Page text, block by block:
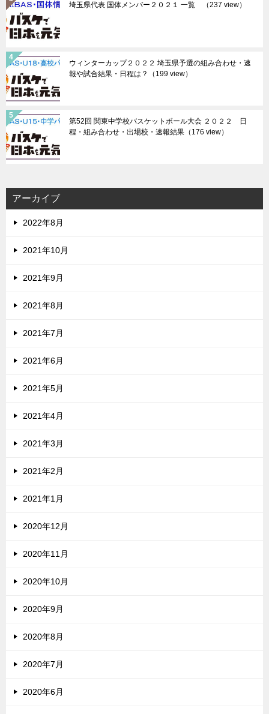
埼玉県代表 国体メンバー２０２１ 一覧 （237 view）
ウィンターカップ２０２２ 埼玉県予選の組み合わせ・速
報や試合結果・日程は？
（199 view）
第52回 関東中学校バスケットボール大会 ２０２２ 日
程・組み合わせ・出場校・速報結果 （176 view）
アーカイブ
2022年8月
2021年10月
2021年9月
2021年8月
2021年7月
2021年6月
2021年5月
2021年4月
2021年3月
2021年2月
2021年1月
2020年12月
2020年11月
2020年10月
2020年9月
2020年8月
2020年7月
2020年6月